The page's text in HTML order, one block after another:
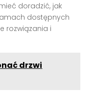
doradzić, jak
dostępnych
rozwiązania i
drzwi